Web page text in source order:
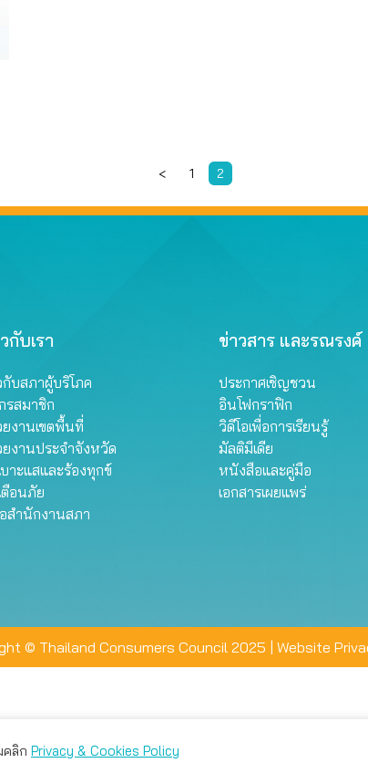
< 1 2
กับเรา
กับสภาผู้บริโภค
รสมาชิก
งานเขตพื้นที่
งานประจำจังหวัด
บาะแสและร้องทุกข์
ตือนภัย
สำนักงานสภา
ข่าวสาร และรณรงค์
ประกาศเชิญชวน
อินโฟกราฟิก
วิดีโอเพื่อการเรียนรู้
มัลติมีเดีย
หนังสือและคู่มือ
เอกสารเผยแพร่
© Thailand Consumers Council 2025 | Website
คลิก Privacy & Cookies Policy
สามารถเลือกตั้งค่าความเป็นส่วนตัวได้